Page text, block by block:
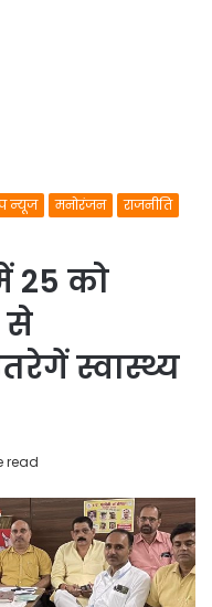
न्यूज मनोरंजन
राजनीति
25 को
से
स्वास्थ्य
read